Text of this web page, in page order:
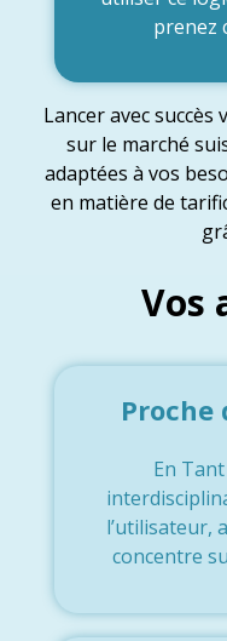
prenez
Lancer avec
sur le marché
adaptées à vos
en matière de
Vos
En
l’utilisateur,
concentre